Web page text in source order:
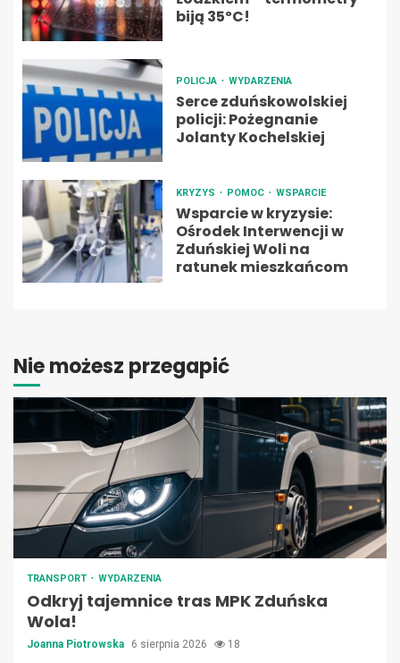
biją 35ºC!
POLICJA WYDARZENIA
Serce zduńskowolskiej
policji: Pożegnanie
Jolanty Kochelskiej
KRYZYS POMOC WSPARCIE
Wsparcie w kryzysie:
Ośrodek Interwencji w
Zduńskiej Woli na
ratunek mieszkańcom
Nie możesz przegapić
TRANSPORT WYDARZENIA
Odkryj tajemnice tras MPK Zduńska
Wola!
Joanna Piotrowska 6 sierpnia 2026 18